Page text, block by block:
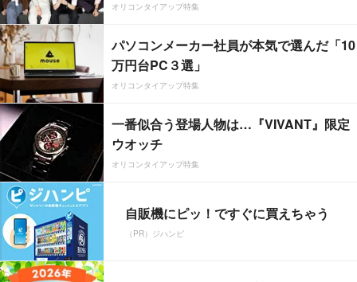
オリコンタイアップ特集
パソコンメーカー社員が本気で選んだ「10
万円台PC３選」
オリコンタイアップ特集
一番似合う登場人物は…『VIVANT』限定
ウオッチ
オリコンタイアップ特集
自販機にピッ！ですぐに買えちゃう
（PR）ジハンピ